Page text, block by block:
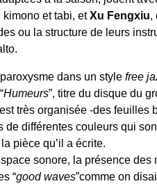
kimono et tabi, etXu Fengxiu,
ou la structure de leurs
dans un style free
Humeurs”, titre du disque du
très organisée -des feuilles
de différentes couleurs qui
pièce qu’il a écrite.
sonore, la présence
“good waves”comme on